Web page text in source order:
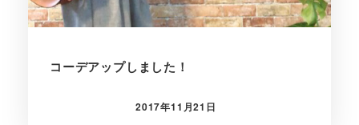
コーデアップしました！
投稿日
2017年11月21日